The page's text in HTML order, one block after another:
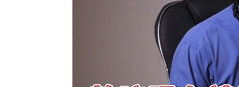
20:31
15:27
三立iNEWS新聞台線上直播 18:00
台彩父親節推新刮刮樂千萬頭獎超「爸」氣